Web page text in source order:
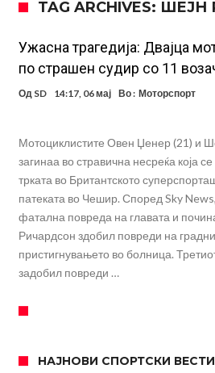
Играч на Барселона бесен го
срцепарателните зборови на Флик
Кам-бек на терен за Мудрик по
заМИнува на позајмица!?
Џејк Пол започнува голем напад
Прекините за хидрација станаа
повлекуваат, а Зверев веднаш се
Реал Мадрид донесе одлука:
(ФОТО) Тажна вест од Аргентина:
на Меси
TAG ARCHIVES:
Ужасна трагедија: Двајца
по страшен судир со 11
Од SD 14:17, 06 мај Во : Моторспорт
Мотоциклистите Овен Џенер (21) и
загинаа во стравична несреќа која
трката во Британтското
патеката во Чешир. Според Sky
фатална повреда на главата и
Ричардсон здобил повреди на
пристигнувањето во болница.
задобил повреди …
НАЈНОВИ СПОРТСКИ ВЕСТИ